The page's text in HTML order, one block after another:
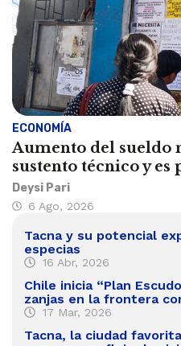
ECONOMÍA
Aumento del sueldo
sustento técnico y es
Deysi Pari
6 Ago, 2026
Tacna y su potencial
especias
16 Abr, 2026
Chile inicia “Plan
zanjas en la frontera
17 Mar, 2026
Tacna, la ciudad